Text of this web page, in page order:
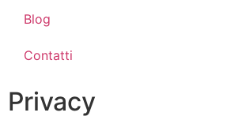
Blog
Contatti
Privacy